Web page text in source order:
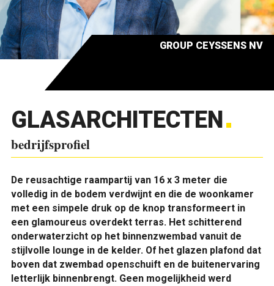
GROUP CEYSSENS NV
GLASARCHITECTEN
bedrijfsprofiel
De reusachtige raampartij van 16 x 3 meter die
volledig in de bodem verdwijnt en die de woonkamer
met een simpele druk op de knop transformeert in
een glamoureus overdekt terras. Het schitterend
onderwaterzicht op het binnenzwembad vanuit de
stijlvolle lounge in de kelder. Of het glazen plafond dat
boven dat zwembad openschuift en de buitenervaring
letterlijk binnenbrengt. Geen mogelijkheid werd